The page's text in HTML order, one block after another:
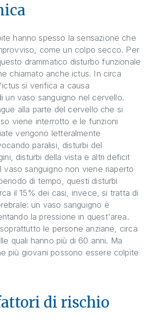
hanno spesso la sensazione che
come un colpo secco. Per
drammatico disturbo funzionale
chiamato anche ictus. In circa
si verifica a causa
un vaso sanguigno nel cervello.
alla parte del cervello che si
viene interrotto e le funzioni
vengono letteralmente
paralisi, disturbi del
disturbi della vista e altri deficit
vaso sanguigno non viene riaperto
di tempo, questi disturbi
il 15% dei casi, invece, si tratta di
un vaso sanguigno è
la pressione in quest'area.
le persone anziane, circa
quali hanno più di 60 anni. Ma
più giovani possono essere colpite
di rischio